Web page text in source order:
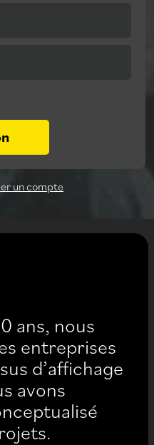
un compte
ans, nous
entreprises
d’affichage
avons